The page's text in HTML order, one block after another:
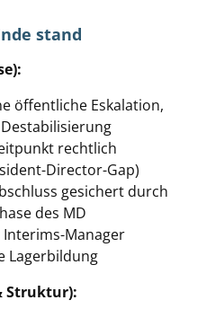
stand
öffentliche Eskalation,
rechtlich
Director-Gap)
gesichert durch
des MD
Manager
Lagerbildung
Struktur):